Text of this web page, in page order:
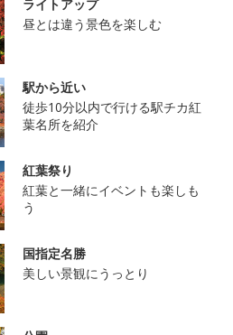
ライトアップ
昼とは違う景色を楽しむ
駅から近い
徒歩10分以内で行ける駅チカ紅
葉名所を紹介
紅葉祭り
紅葉と一緒にイベントも楽しも
う
国指定名勝
美しい景観にうっとり